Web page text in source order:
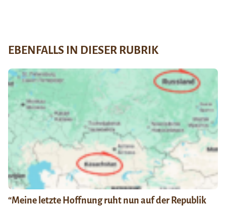
EBENFALLS IN DIESER RUBRIK
“Meine letzte Hoffnung ruht nun auf der Republik